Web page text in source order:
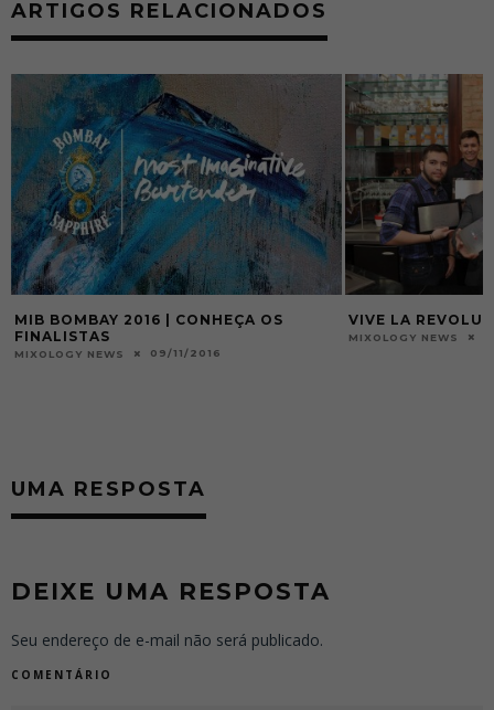
ARTIGOS RELACIONADOS
MIB BOMBAY 2016 | CONHEÇA OS
FINALISTAS
MIXOLOGY NEWS 09/11/2016
VIVE LA
MIXOLOGY NEWS
UMA RESPOSTA
DEIXE UMA RESPOSTA
Seu endereço de e-mail não será publicado.
COMENTÁRIO